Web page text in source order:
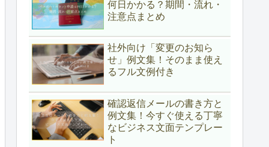
何日かかる？期間・流れ・
注意点まとめ
社外向け「変更のお知ら
せ」例文集！そのまま使え
るフル文例付き
確認返信メールの書き方と
例文集！今すぐ使える丁寧
なビジネス文面テンプレー
ト